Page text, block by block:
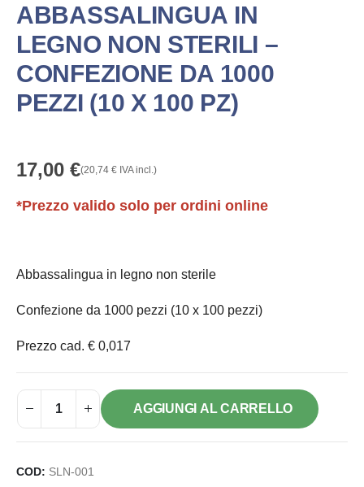
ABBASSALINGUA IN
LEGNO NON STERILI –
CONFEZIONE DA 1000
PEZZI (10 X 100 PZ)
17,00 €(20,74 € IVA incl.)
*Prezzo valido solo per ordini online
Abbassalingua in legno non sterile
Confezione da 1000 pezzi (10 x 100 pezzi)
Prezzo cad. € 0,017
AGGIUNGI AL CARRELLO
COD: SLN-001